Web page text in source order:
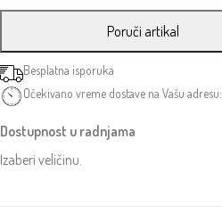
Poruči artikal
Besplatna isporuka
Očekivano vreme dostave na Vašu adresu:
Dostupnost u radnjama
Izaberi veličinu.